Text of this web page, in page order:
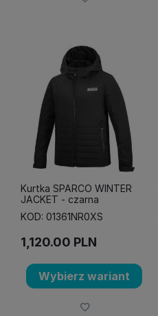
Kurtka SPARCO WINTER
JACKET - czarna
KOD: 01361NR0XS
1,120.00 PLN
Wybierz wariant